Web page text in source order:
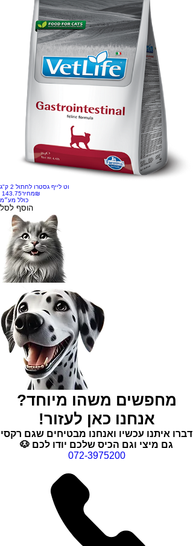
וט לייף גסטרו לחתול 2 ק"ג
מחיר‏143.75 ‏₪
כולל מע״מ
הוסף לסל
מחפשים משהו מיוחד?
אנחנו כאן לעזור!
דברו איתנו עכשיו ואנחנו מבטיחים שגם רקסי
גם מיצי וגם הכיס שלכם יודו לכם 🐶
072-3975200